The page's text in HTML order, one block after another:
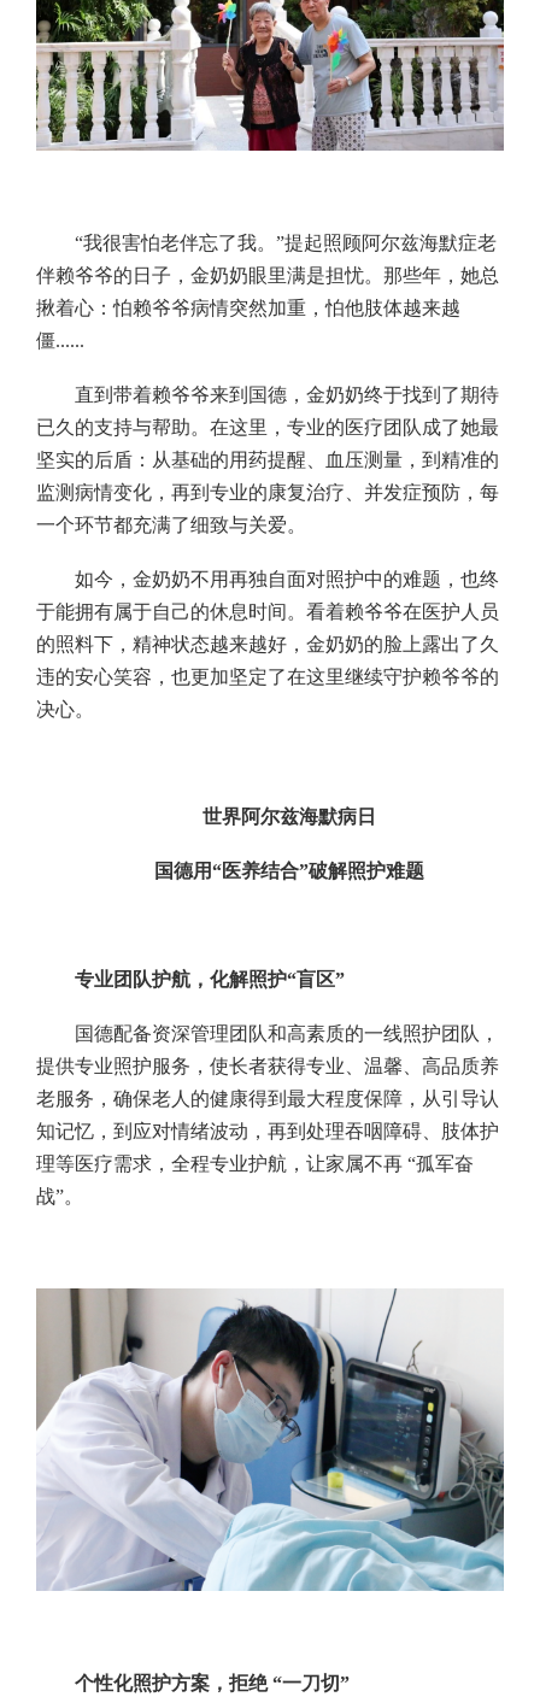
“我很害怕老伴忘了我。”提起照顾阿尔兹海默症老
伴赖爷爷的日子，金奶奶眼里满是担忧。那些年，她总
揪着心：怕赖爷爷病情突然加重，怕他肢体越来越
僵......
直到带着赖爷爷来到国德，金奶奶终于找到了期待
已久的支持与帮助。在这里，专业的医疗团队成了她最
坚实的后盾：从基础的用药提醒、血压测量，到精准的
监测病情变化，再到专业的康复治疗、并发症预防，每
一个环节都充满了细致与关爱。
如今，金奶奶不用再独自面对照护中的难题，也终
于能拥有属于自己的休息时间。看着赖爷爷在医护人员
的照料下，精神状态越来越好，金奶奶的脸上露出了久
违的安心笑容，也更加坚定了在这里继续守护赖爷爷的
决心。
世界阿尔兹海默病日
国德用“医养结合”破解照护难题
专业团队护航，化解照护“盲区”
国德配备资深管理团队和高素质的一线照护团队，
提供专业照护服务，使长者获得专业、温馨、高品质养
老服务，确保老人的健康得到最大程度保障，从引导认
知记忆，到应对情绪波动，再到处理吞咽障碍、肢体护
理等医疗需求，全程专业护航，让家属不再 “孤军奋
战”。
个性化照护方案，拒绝 “一刀切”